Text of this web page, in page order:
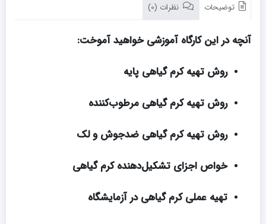
توضیحات نظرات (0)
آنچه در این کارگاه آموزشی خواهید آموخت:
روش‌ تهیه کرم گیاهی پایه
روش‌ تهیه کرم گیاهی مرطوب‌کننده
روش‌ تهیه کرم‌ گیاهی ضدجوش و لک
خواص اجزای تشکیل‌دهنده کرم گیاهی
تهیه عملی کرم گیاهی در آزمایشگاه